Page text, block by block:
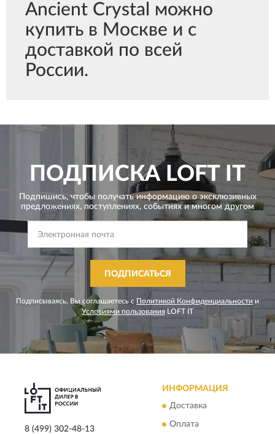
Ancient Crystal можно
купить в Москве и с
доставкой по всей
России.
ПОДПИСКА LOFT IT
Подпишись, чтобы получать информацию о эксклюзивных
предложениях, поступлениях, событиях и многом другом
ПОДПИСАТЬСЯ
Подписываясь, Вы соглашаетесь с Политикой Конфиденциальности и
Условиями пользования LOFT IT
8 (499) 302-48-13
ИНФОРМАЦИЯ
Доставка
Оплата